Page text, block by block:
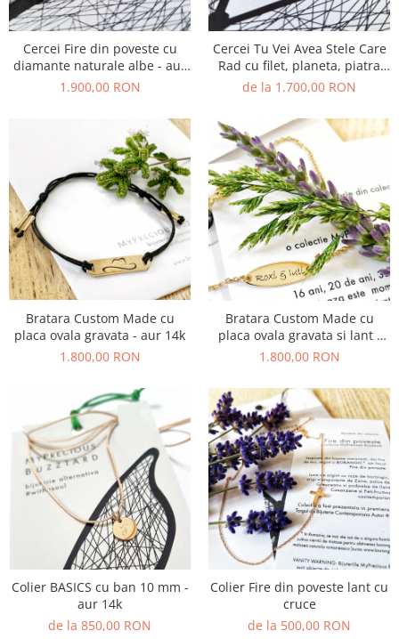
Cercei Fire din poveste cu
diamante naturale albe - aur
14k
1.900,00 RON
Cercei Tu Vei Avea Stele Care
Rad cu filet, planeta, piatra
pretioasa naturala - aur 14k
de la 1.700,00 RON
Bratara Custom Made cu
placa ovala gravata - aur 14k
1.800,00 RON
Bratara Custom Made cu
placa ovala gravata si lant -
aur 14k
1.800,00 RON
Colier BASICS cu ban 10 mm -
aur 14k
de la 850,00 RON
Colier Fire din poveste lant cu
cruce
de la 500,00 RON